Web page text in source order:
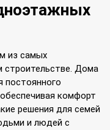
из самых
строительстве. Дома
постоянного
комфорт
решения для семей
и людей с